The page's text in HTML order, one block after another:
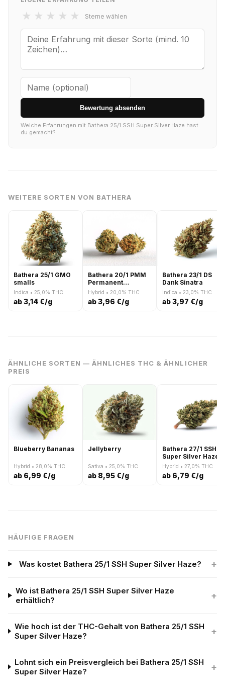
★ ★ ★ ★ ★ Sterne wählen
Bewertung absenden
Welche Erfahrungen mit Bathera 25/1 SSH Super Silver Haze hast
du gemacht?
WEITERE SORTEN VON BATHERA
Bathera 25/1 GMO
smalls
Indica • 25,0% THC
ab 3,14 €/g
Bathera 20/1 PMM
Permanent
Midnight
Hybrid • 20,0% THC
ab 3,96 €/g
Bathera 23/1 DS
Dank Sinatra
Indica • 23,0% THC
ab 3,97 €/g
ÄHNLICHE SORTEN — ÄHNLICHES THC & ÄHNLICHER
PREIS
Blueberry Bananas
Hybrid • 28,0% THC
ab 6,99 €/g
Jellyberry
Sativa • 25,0% THC
ab 8,95 €/g
Bathera 27/1 SSH
Super Silver Haze
Hybrid • 27,0% THC
ab 6,79 €/g
HÄUFIGE FRAGEN
Was kostet Bathera 25/1 SSH Super Silver Haze? +
Wo ist Bathera 25/1 SSH Super Silver Haze
erhältlich?
+
Wie hoch ist der THC-Gehalt von Bathera 25/1 SSH
Super Silver Haze?
+
Lohnt sich ein Preisvergleich bei Bathera 25/1 SSH
Super Silver Haze?
+